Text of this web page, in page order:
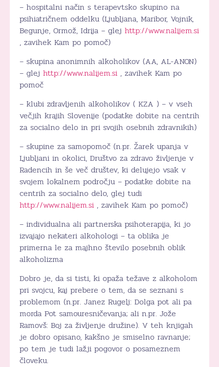
– hospitalni način s terapevtsko skupino na
psihiatričnem oddelku (Ljubljana, Maribor, Vojnik,
Begunje, Ormož, Idrija – glej http://www.nalijem.si
, zavihek Kam po pomoč)
– skupina anonimnih alkoholikov (AA, AL-ANON)
– glej http://www.nalijem.si , zavihek Kam po
pomoč
– klubi zdravljenih alkoholikov ( KZA ) – v vseh
večjih krajih Slovenije (podatke dobite na centrih
za socialno delo in pri svojih osebnih zdravnikih)
– skupine za samopomoč (n.pr. Žarek upanja v
Ljubljani in okolici, Društvo za zdravo življenje v
Radencih in še več društev, ki delujejo vsak v
svojem lokalnem področju – podatke dobite na
centrih za socialno delo, glej tudi
http://www.nalijem.si , zavihek Kam po pomoč)
– individualna ali partnerska psihoterapija, ki jo
izvajajo nekateri alkohologi – ta oblika je
primerna le za majhno število posebnih oblik
alkoholizma
Dobro je, da si tisti, ki opaža težave z alkoholom
pri svojcu, kaj prebere o tem, da se seznani s
problemom (n.pr. Janez Rugelj: Dolga pot ali pa
morda Pot samouresničevanja; ali n.pr. Jože
Ramovš: Boj za življenje družine). V teh knjigah
je dobro opisano, kakšno je smiselno ravnanje;
po tem je tudi lažji pogovor o posameznem
človeku.